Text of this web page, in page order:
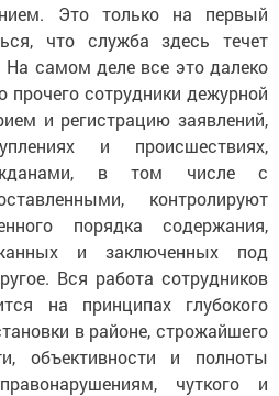
Это только на первый
что служба здесь течет
На самом деле все это далеко
прочего сотрудники дежурной
и регистрацию заявлений,
и происшествиях,
в том числе с
контролируют
порядка содержания,
и заключенных под
Вся работа сотрудников
на принципах глубокого
в районе, строжайшего
объективности и полноты
чуткого и